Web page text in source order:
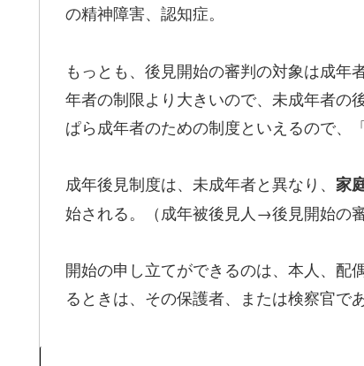
の精神障害、認知症。
もっとも、後見開始の審判の対象は成
年者の制限より大きいので、未成年者の
ぱら成年者のための制度といえるので、
成年後見制度は、未成年者と異なり、 家
始される。（成年被後見人→後見開始の審
開始の申し立てができるのは、本人、配
るときは、その保護者、または検察官であ